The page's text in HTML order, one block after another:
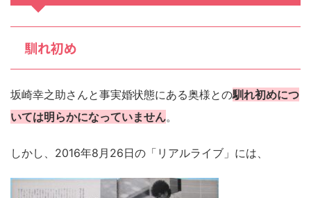
馴れ初め
坂崎幸之助さんと事実婚状態にある奥様との馴れ初めにつ
いては明らかになっていません。
しかし、2016年8月26日の「リアルライブ」には、